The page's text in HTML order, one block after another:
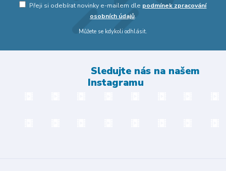
Přeji si odebírat novinky e-mailem dle podmínek zpracování
osobních údajů.
Můžete se kdykoli odhlásit.
Sledujte nás na našem
Instagramu